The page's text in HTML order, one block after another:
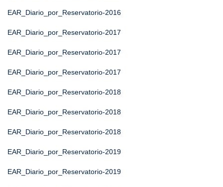
EAR_Diario_por_Reservatorio-2016
EAR_Diario_por_Reservatorio-2017
EAR_Diario_por_Reservatorio-2017
EAR_Diario_por_Reservatorio-2017
EAR_Diario_por_Reservatorio-2018
EAR_Diario_por_Reservatorio-2018
EAR_Diario_por_Reservatorio-2018
EAR_Diario_por_Reservatorio-2019
EAR_Diario_por_Reservatorio-2019